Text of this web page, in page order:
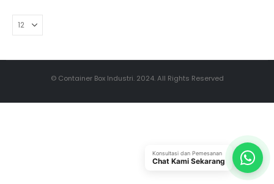
© Container Box Industri. 2024. All Rights Reserved
Konsultasi dan Pemesanan
Chat Kami Sekarang